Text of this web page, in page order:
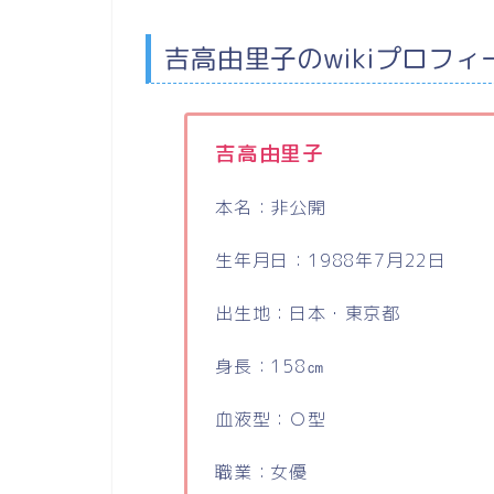
吉高由里子のwikiプロフィ
吉高由里子
本名：非公開
生年月日：1988年7月22日
出生地：日本・東京都
身長：158㎝
血液型：Ｏ型
職業：女優